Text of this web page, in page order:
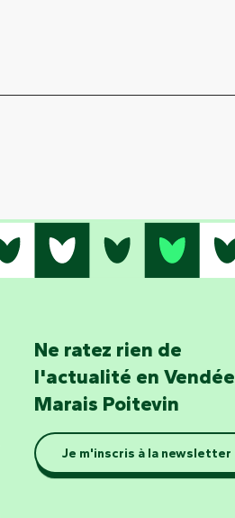
Ne ratez rien de
l'actualité en Vendée
Marais Poitevin
Je m'inscris à la newsletter